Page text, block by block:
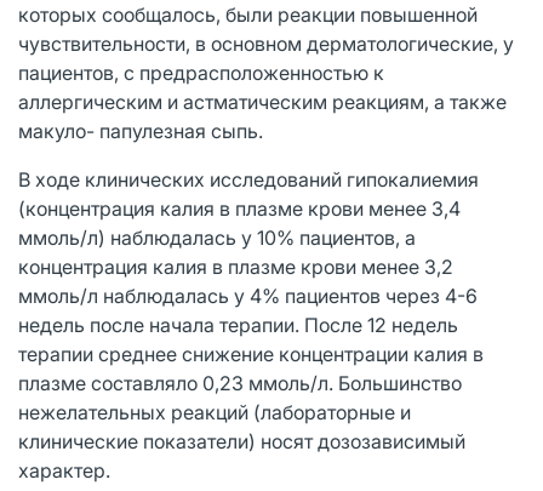
которых сообщалось, были реакции повышенной
чувствительности, в основном дерматологические, у
пациентов, с предрасположенностью к
аллергическим и астматическим реакциям, а также
макуло- папулезная сыпь.
В ходе клинических исследований гипокалиемия
(концентрация калия в плазме крови менее 3,4
ммоль/л) наблюдалась у 10% пациентов, а
концентрация калия в плазме крови менее 3,2
ммоль/л наблюдалась у 4% пациентов через 4-6
недель после начала терапии. После 12 недель
терапии среднее снижение концентрации калия в
плазме составляло 0,23 ммоль/л. Большинство
нежелательных реакций (лабораторные и
клинические показатели) носят дозозависимый
характер.